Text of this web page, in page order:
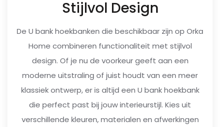
Stijlvol Design
De U bank hoekbanken die beschikbaar zijn op Orka
Home combineren functionaliteit met stijlvol
design. Of je nu de voorkeur geeft aan een
moderne uitstraling of juist houdt van een meer
klassiek ontwerp, er is altijd een U bank hoekbank
die perfect past bij jouw interieurstijl. Kies uit
verschillende kleuren, materialen en afwerkingen